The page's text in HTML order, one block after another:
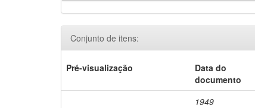
Conjunto de itens:
Pré-visualização
Data do
documento
1949